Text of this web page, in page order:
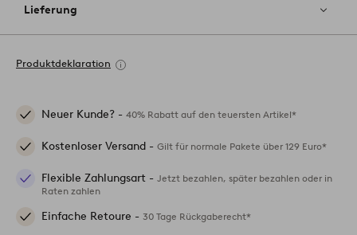
Lieferung
Produktdeklaration
Neuer Kunde? - 40% Rabatt auf den teuersten Artikel*
Kostenloser Versand - Gilt für normale Pakete über 129 Euro*
Flexible Zahlungsart - Jetzt bezahlen, später bezahlen oder in
Raten zahlen
Einfache Retoure - 30 Tage Rückgaberecht*